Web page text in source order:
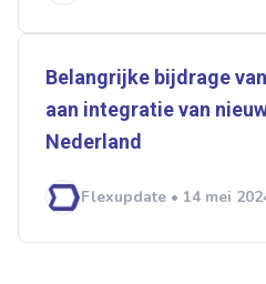
Belangrijke bijdrage
aan integratie van
Nederland
Flexupdate • 14 mei